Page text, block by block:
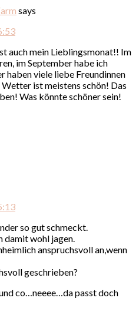
says
auch mein Lieblingsmonat!! Im
im September habe ich
haben viele liebe Freundinnen
ist meistens schön! Das
Was könnte schöner sein!
so gut schmeckt.
damit wohl jagen.
anspruchsvoll an,wenn
geschrieben?
co…neeee…da passt doch